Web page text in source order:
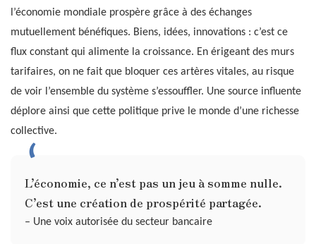
l’économie mondiale prospère grâce à des échanges
mutuellement bénéfiques. Biens, idées, innovations : c’est ce
flux constant qui alimente la croissance. En érigeant des murs
tarifaires, on ne fait que bloquer ces artères vitales, au risque
de voir l’ensemble du système s’essouffler. Une source influente
déplore ainsi que cette politique prive le monde d’une richesse
collective.
L’économie, ce n’est pas un jeu à somme nulle.
C’est une création de prospérité partagée.
– Une voix autorisée du secteur bancaire